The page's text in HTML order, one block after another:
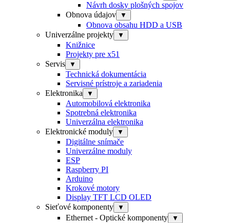
Návrh dosky plošných spojov
Obnova údajov
▼
Obnova obsahu HDD a USB
Univerzálne projekty
▼
Knižnice
Projekty pre x51
Servis
▼
Technická dokumentácia
Servisné prístroje a zariadenia
Elektronika
▼
Automobilová elektronika
Spotrebná elektronika
Univerzálna elektronika
Elektronické moduly
▼
Digitálne snímače
Univerzálne moduly
ESP
Raspberry PI
Arduino
Krokové motory
Display TFT LCD OLED
Sieťové komponenty
▼
Ethernet - Optické komponenty ▼